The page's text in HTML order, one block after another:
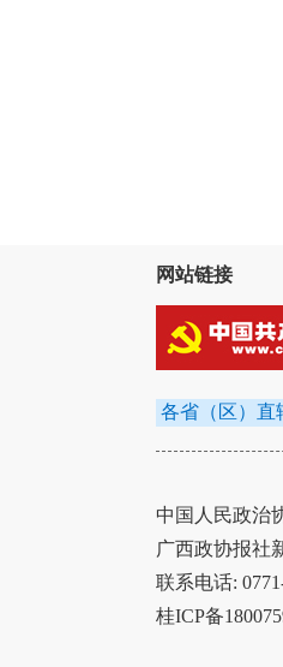
网站链接
中国人民政治
广西政协报社
联系电话:
桂ICP备